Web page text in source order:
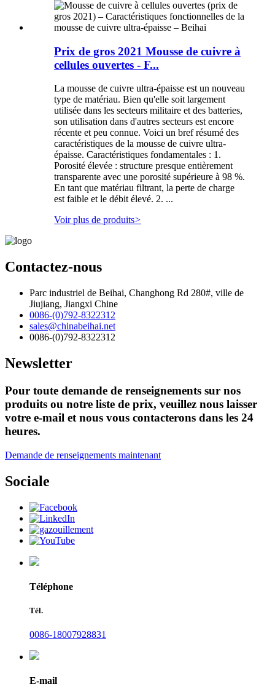
Prix ​​de gros 2021 Mousse de cuivre à
cellules ouvertes - F...
La mousse de cuivre ultra-épaisse est un nouveau
type de matériau. Bien qu'elle soit largement
utilisée dans les secteurs militaire et des batteries,
son utilisation dans d'autres secteurs est encore
récente et peu connue. Voici un bref résumé des
caractéristiques de la mousse de cuivre ultra-
épaisse. Caractéristiques fondamentales : 1.
Porosité élevée : structure presque entièrement
transparente avec une porosité supérieure à 98 %.
En tant que matériau filtrant, la perte de charge
est faible et le débit élevé. 2. ...
Voir plus de produits>
Contactez-nous
Parc industriel de Beihai, Changhong Rd 280#, ville de
Jiujiang, Jiangxi Chine
0086-(0)792-8322312
sales@chinabeihai.net
0086-(0)792-8322312
Newsletter
Pour toute demande de renseignements sur nos
produits ou notre liste de prix, veuillez nous laisser
votre e-mail et nous vous contacterons dans les 24
heures.
Demande de renseignements maintenant
Sociale
Téléphone
Tél.
0086-18007928831
E-mail